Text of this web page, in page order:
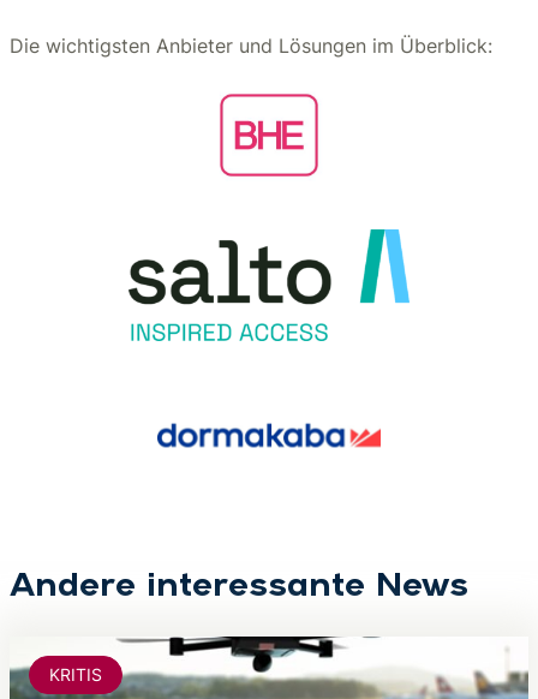
Die wichtigsten Anbieter und Lösungen im Überblick:
Andere interessante News
KRITIS